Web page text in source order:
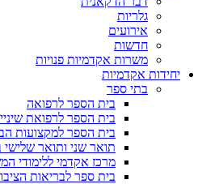
גלריות
אירועים
חדשות
משרות אקדמיות פנויות
יחידות אקדמיות
בתי ספר
בית הספר לרפואה
בית הספר לרפואת
בית הספר למקצועות
תואר שני ותואר
מרכז אקדמי ללימודי
בית ספר לבריאות